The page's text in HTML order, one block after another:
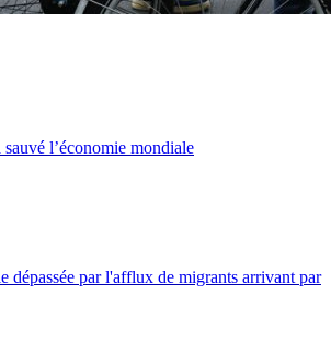
l’économie mondiale
dépassée par l'afflux de migrants arrivant par